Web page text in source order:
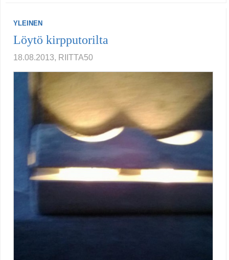
YLEINEN
Löytö kirpputorilta
18.08.2013, RIITTA50